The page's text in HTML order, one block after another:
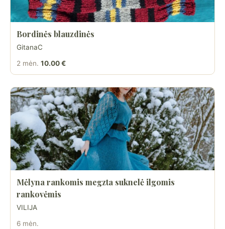
Bordinės blauzdinės
GitanaC
2 mėn. 10.00 €
Mėlyna rankomis megzta suknelė ilgomis
rankovėmis
VILIJA
6 mėn.